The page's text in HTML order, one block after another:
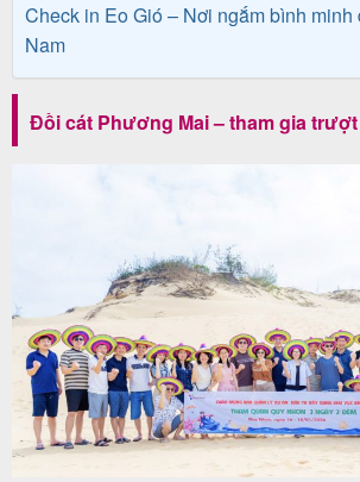
hàng
Tuyển
Check in Eo Gió – Nơi ngắm bình minh
Nam
Đồi cát Phương Mai – tham gia